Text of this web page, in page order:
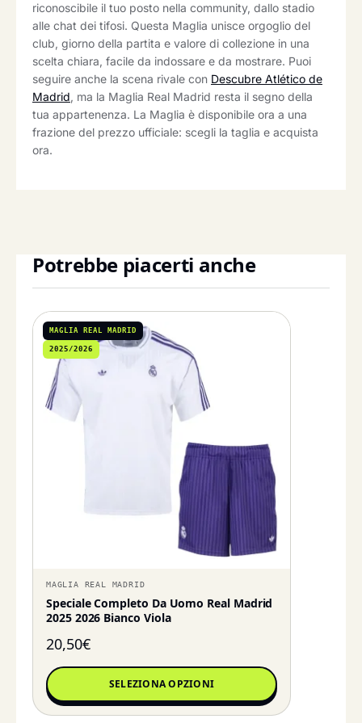
riconoscibile il tuo posto nella community, dallo stadio
alle chat dei tifosi. Questa Maglia unisce orgoglio del
club, giorno della partita e valore di collezione in una
scelta chiara, facile da indossare e da mostrare. Puoi
seguire anche la scena rivale con Descubre Atlético de
Madrid, ma la Maglia Real Madrid resta il segno della
tua appartenenza. La Maglia è disponibile ora a una
frazione del prezzo ufficiale: scegli la taglia e acquista
ora.
Potrebbe piacerti anche
MAGLIA REAL MADRID
2025/2026
MAGLIA REAL MADRID
Speciale Completo Da Uomo Real Madrid
2025 2026 Bianco Viola
20,50€
SELEZIONA OPZIONI